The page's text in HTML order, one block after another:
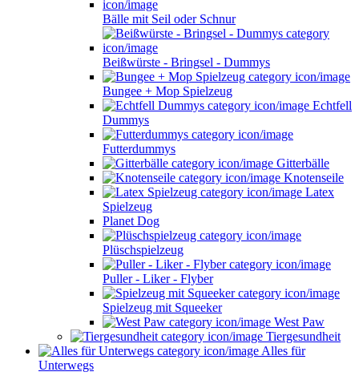
Bälle mit Seil oder Schnur
Beißwürste - Bringsel - Dummys
Bungee + Mop Spielzeug
Echtfell
Dummys
Futterdummys
Gitterbälle
Knotenseile
Latex
Spielzeug
Planet Dog
Plüschspielzeug
Puller - Liker - Flyber
Spielzeug mit Squeeker
West Paw
Tiergesundheit
Alles für
Unterwegs